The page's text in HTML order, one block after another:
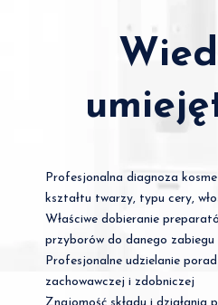
Profesjonalna diagnoza
kształtu twarzy, typu cery,
Właściwe dobieranie
przyborów do danego
Profesjonalne udzielanie
zachowawczej i zdobniczej